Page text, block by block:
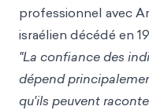
professionnel avec
israélien décédé en
"La confiance des
dépend
qu'ils peuvent